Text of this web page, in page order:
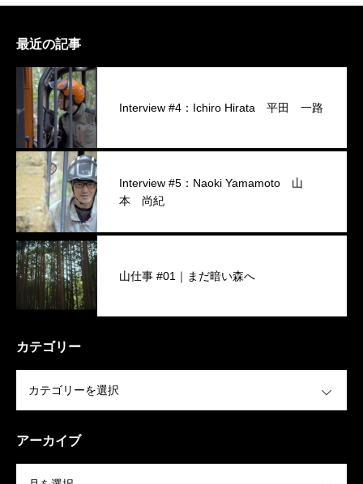
最近の記事
Interview #4：Ichiro Hirata 平田 一路
Interview #5：Naoki Yamamoto 山
本 尚紀
山仕事 #01｜まだ暗い森へ
カテゴリー
アーカイブ